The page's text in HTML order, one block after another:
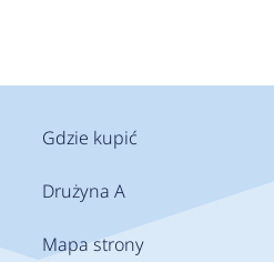
Gdzie kupić
Drużyna A
Mapa strony